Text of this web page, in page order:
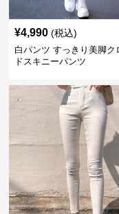
¥4,990 (税込)
白パンツ すっきり美脚ク
ドスキニーパンツ